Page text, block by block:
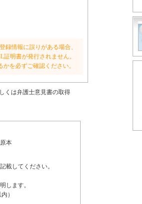
録情報に誤りがある場合、
明書が発行されません。
を必ずご確認ください。
くは弁護士意見書の取得
本
載してください。
します。
）